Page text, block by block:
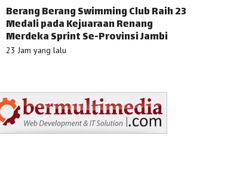
Berang Berang Swimming Club Raih 23
Medali pada Kejuaraan Renang
Merdeka Sprint Se-Provinsi Jambi
23 Jam yang lalu